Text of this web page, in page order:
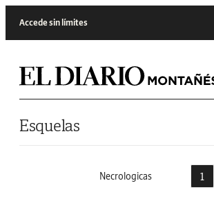
Accede sin límites
Esquelas
Necrologicas 1